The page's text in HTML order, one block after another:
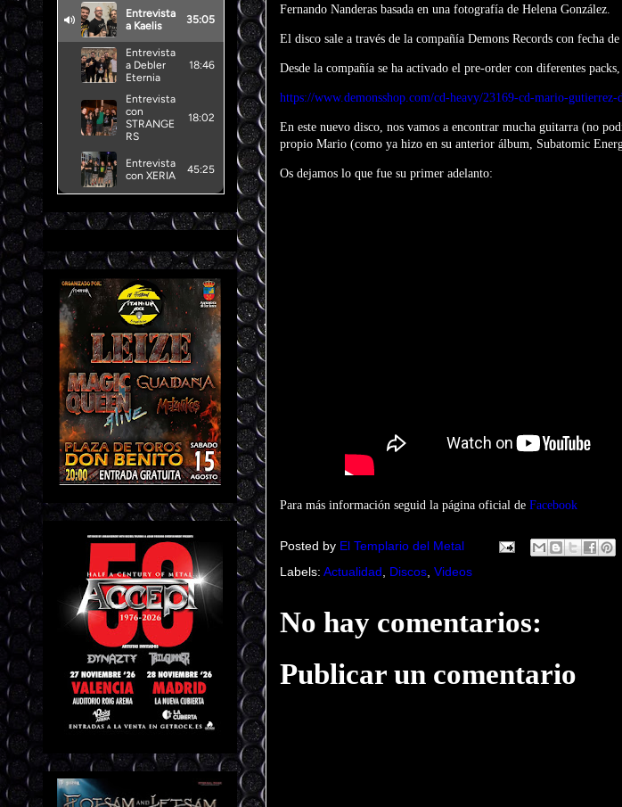
Fernando Nanderas basada en una fotografía de Helena González.
El disco sale a través de la compañía Demons Records con fecha
Desde la compañía se ha activado el pre-order con diferentes
https://www.demonsshop.com/cd-heavy/23169-cd-mario-
En este nuevo disco, nos vamos a encontrar mucha guitarra (no
propio Mario (como ya hizo en su anterior álbum, Subatomic
Os dejamos lo que fue su primer adelanto:
Para más información seguid la página oficial de Facebook
Posted by El Templario del Metal
Labels: Actualidad Discos Videos
No hay comentarios:
Publicar un comentario